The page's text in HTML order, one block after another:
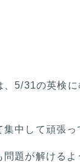
5/31の英検に
集中して頑張っ
問題が解けるよ